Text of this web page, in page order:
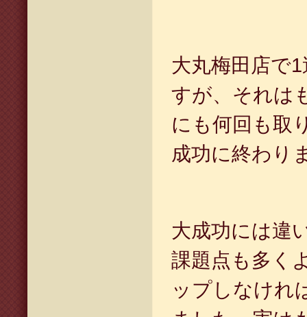
大丸梅田店で
すが、それは
にも何回も取
成功に終わり
大成功には違
課題点も多く
ップしなけれ